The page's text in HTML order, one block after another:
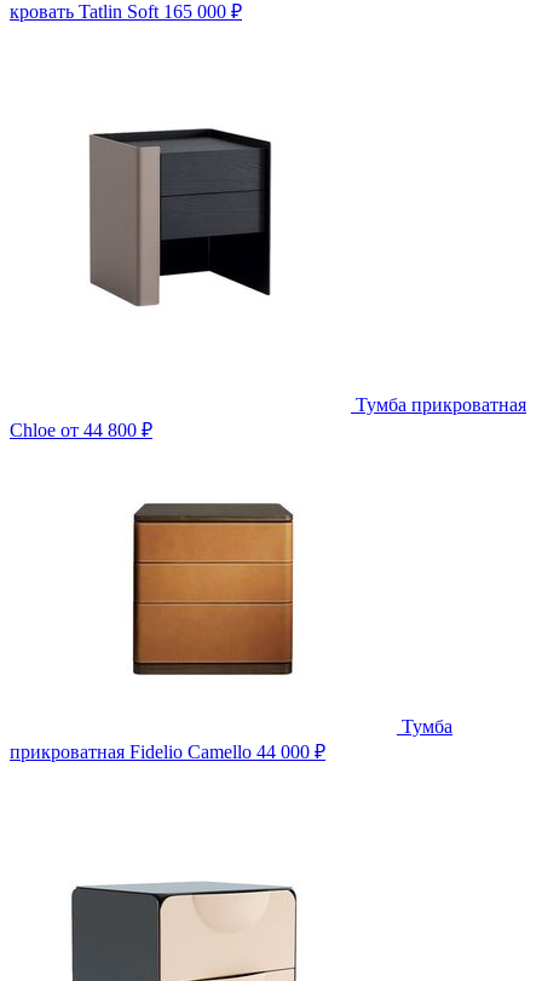
кровать Tatlin Soft 165 000 ₽
Тумба прикроватная
Chloe от 44 800 ₽
Тумба
прикроватная Fidelio Camello 44 000 ₽